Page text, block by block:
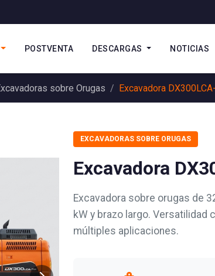
POSTVENTA DESCARGAS NOTICIAS
sobre Orugas Excavadora
EXCAVADORAS SOBRE ORUGAS
Excavadora
Excavadora sobre orugas de
kW y brazo largo. Versatilidad
múltiples aplicaciones.